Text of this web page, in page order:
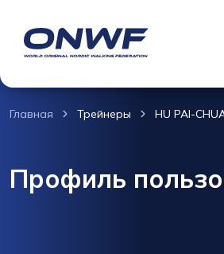
Главная Трейнеры HU PAI-
Профиль